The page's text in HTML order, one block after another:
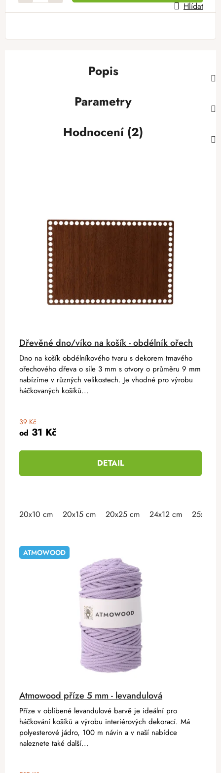
Hlídat
Popis
Parametry
Hodnocení (2)
Dřevěné dno/víko na košík - obdélník ořech
od 31 Kč
39 Kč
DETAIL
Dno na košík obdélníkového tvaru s dekorem tmavého
ořechového dřeva o síle 3 mm s otvory o průměru 9 mm
nabízíme v různých velikostech. Je vhodné pro výrobu
háčkovaných košíků...
20x10 cm 20x15 cm 20x25 cm 24x12 cm 25x15
ATMOWOOD
Atmowood příze 5 mm - levandulová
Příze v oblíbené levandulové barvě je ideální pro
háčkování košíků a výrobu interiérových dekorací. Má
polyesterové jádro, 100 m návin a v naší nabídce
naleznete také další...